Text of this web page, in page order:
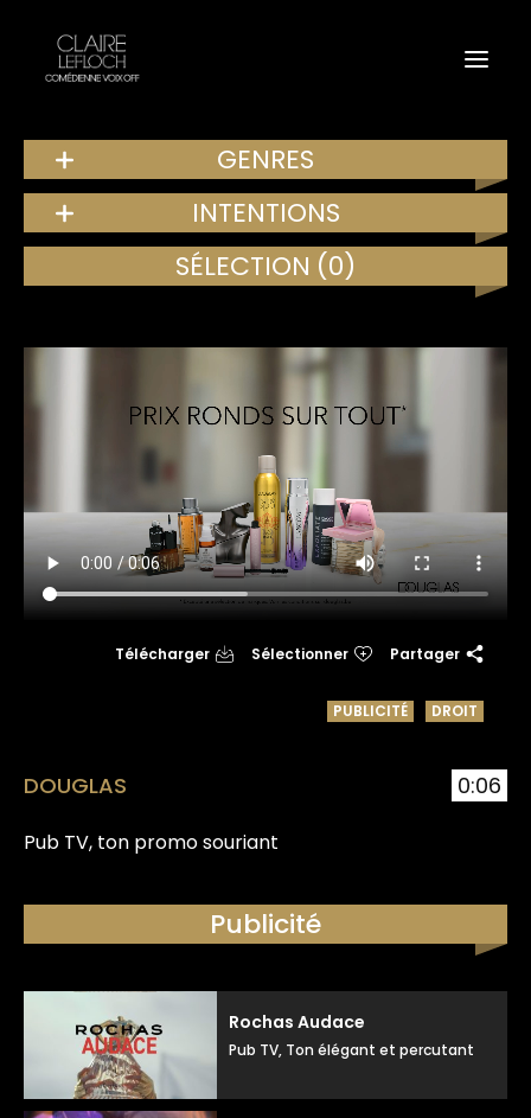
GENRES
INTENTIONS
SÉLECTION (0)
DOUGLAS 0:06
Pub TV, ton promo souriant
Télécharger Sélectionner Partager
PUBLICITÉ DROIT
Publicité
Rochas Audace
Pub TV, Ton élégant et percutant